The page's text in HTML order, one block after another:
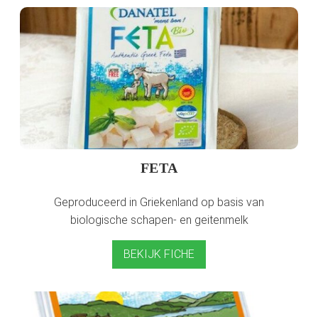
FETA
Geproduceerd in Griekenland op basis van
biologische schapen- en geitenmelk
BEKIJK FICHE